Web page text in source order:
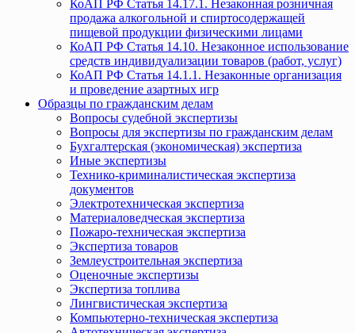
КоАП РФ Статья 14.17.1. Незаконная розничная
продажа алкогольной и спиртосодержащей
пищевой продукции физическими лицами
КоАП РФ Статья 14.10. Незаконное использование
средств индивидуализации товаров (работ, услуг)
КоАП РФ Статья 14.1.1. Незаконные организация
и проведение азартных игр
Образцы по гражданским делам
Вопросы судебной экспертизы
Вопросы для экспертизы по гражданским делам
Бухгалтерская (экономическая) экспертиза
Иные экспертизы
Технико-криминалистическая экспертиза
документов
Электротехническая экспертиза
Материаловедческая экспертиза
Пожаро-техническая экспертиза
Экспертиза товаров
Землеустроительная экспертиза
Оценочные экспертизы
Экспертиза топлива
Лингвистическая экспертиза
Компьютерно-техническая экспертиза